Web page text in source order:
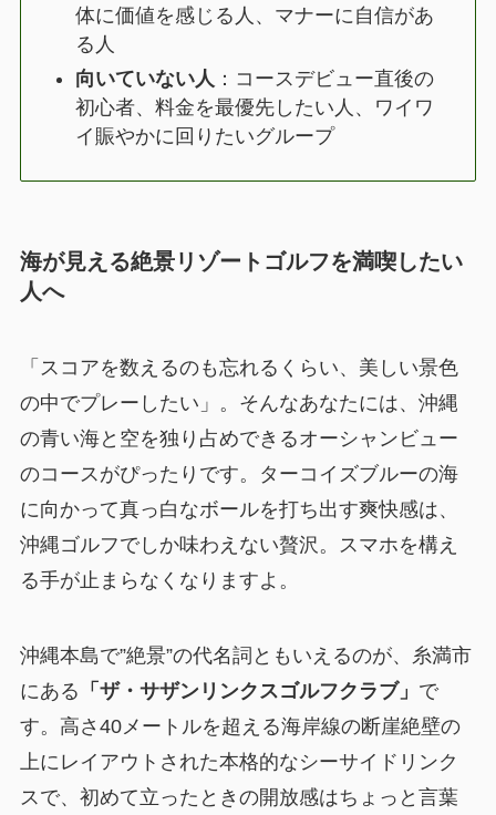
体に価値を感じる人、マナーに自信があ
る人
向いていない人 ：コースデビュー直後の
初心者、料金を最優先したい人、ワイワ
イ賑やかに回りたいグループ
海が見える絶景リゾートゴルフを満喫したい
人へ
「スコアを数えるのも忘れるくらい、美しい景色
の中でプレーしたい」。そんなあなたには、沖縄
の青い海と空を独り占めできるオーシャンビュー
のコースがぴったりです。ターコイズブルーの海
に向かって真っ白なボールを打ち出す爽快感は、
沖縄ゴルフでしか味わえない贅沢。スマホを構え
る手が止まらなくなりますよ。
沖縄本島で”絶景”の代名詞ともいえるのが、糸満市
にある 「ザ・サザンリンクスゴルフクラブ」 で
す。高さ40メートルを超える海岸線の断崖絶壁の
上にレイアウトされた本格的なシーサイドリンク
スで、初めて立ったときの開放感はちょっと言葉